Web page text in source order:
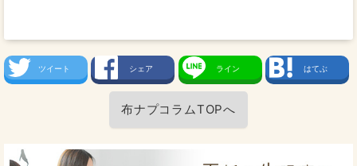
ツイート シェア ライン はてぶ
布ナプコラムTOPへ